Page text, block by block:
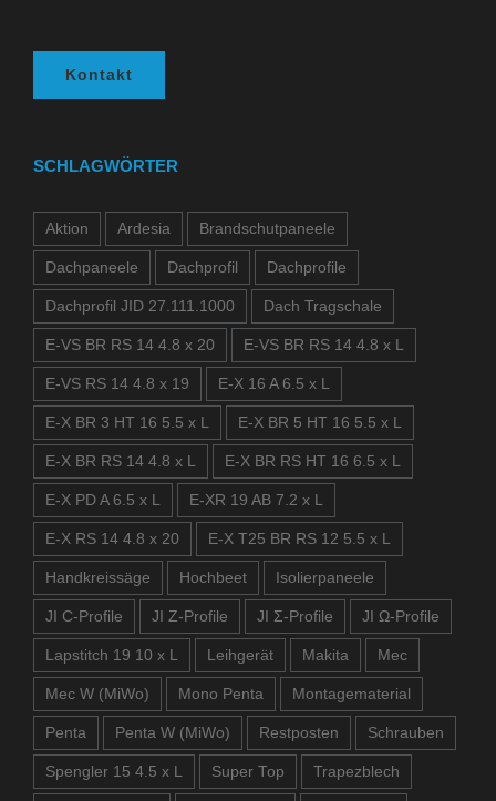
Kontakt
SCHLAGWÖRTER
Aktion Ardesia Brandschutpaneele
Dachpaneele Dachprofil Dachprofile
Dachprofil JID 27.111.1000 Dach Tragschale
E-VS BR RS 14 4.8 x 20 E-VS BR RS 14 4.8 x L
E-VS RS 14 4.8 x 19 E-X 16 A 6.5 x L
E-X BR 3 HT 16 5.5 x L E-X BR 5 HT 16 5.5 x L
E-X BR RS 14 4.8 x L E-X BR RS HT 16 6.5 x L
E-X PD A 6.5 x L E-XR 19 AB 7.2 x L
E-X RS 14 4.8 x 20 E-X T25 BR RS 12 5.5 x L
Handkreissäge Hochbeet Isolierpaneele
JI C-Profile JI Z-Profile JI Σ-Profile JI Ω-Profile
Lapstitch 19 10 x L Leihgerät Makita Mec
Mec W (MiWo) Mono Penta Montagematerial
Penta Penta W (MiWo) Restposten Schrauben
Spengler 15 4.5 x L Super Top Trapezblech